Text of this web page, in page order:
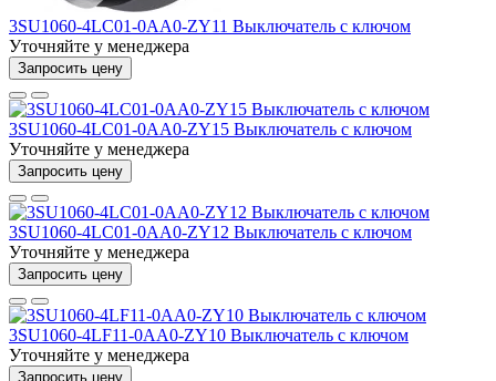
3SU1060-4LC01-0AA0-ZY11 Выключатель с ключом
Уточняйте у менеджера
Запросить цену
3SU1060-4LC01-0AA0-ZY15 Выключатель с ключом
Уточняйте у менеджера
Запросить цену
3SU1060-4LC01-0AA0-ZY12 Выключатель с ключом
Уточняйте у менеджера
Запросить цену
3SU1060-4LF11-0AA0-ZY10 Выключатель с ключом
Уточняйте у менеджера
Запросить цену